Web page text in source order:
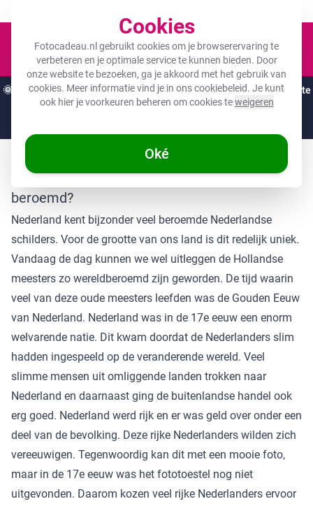
Cookies
Fotocadeau.nl gebruikt cookies om je browserervaring te
verbeteren en je optimale service te kunnen bieden. Door
onze website te bezoeken, ga je akkoord met het gebruik van
cookies. Meer informatie vind je in onscookiebeleid. Je kunt
ook hier je voorkeuren beheren om cookies teweigeren
Oké
🌞 ZOMERDEALS:De hoogste kortingen van het jaar op jouw favoriete
cadeaus! 🌞
Waarom zijn Nederlandse schilders zo
beroemd?
Nederland kent bijzonder veel beroemde Nederlandse
schilders. Voor de grootte van ons land is dit redelijk uniek.
Vandaag de dag kunnen we wel uitleggen de Hollandse
meesters zo wereldberoemd zijn geworden. De tijd waarin
veel van deze oude meesters leefden was de Gouden Eeuw
van Nederland. Nederland was in de 17e eeuw een enorm
welvarende natie. Dit kwam doordat de Nederlanders slim
hadden ingespeeld op de veranderende wereld. Veel
slimme mensen uit omliggende landen trokken naar
Nederland en daarnaast ging de buitenlandse handel ook
erg goed. Nederland werd rijk en er was geld over onder een
deel van de bevolking. Deze rijke Nederlanders wilden zich
vereeuwigen. Tegenwoordig kan dit met een mooie foto,
maar in de 17e eeuw was het fototoestel nog niet
uitgevonden. Daarom kozen veel rijke Nederlanders ervoor